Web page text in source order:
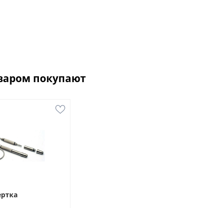
покупают